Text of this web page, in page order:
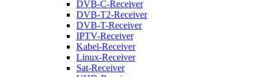
DVB-C-Receiver
DVB-T2-Receiver
DVB-T-Receiver
IPTV-Receiver
Kabel-Receiver
Linux-Receiver
Sat-Receiver